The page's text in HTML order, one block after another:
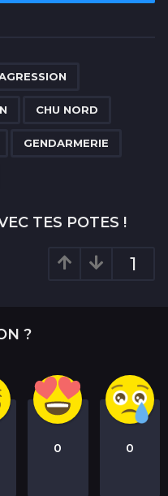
CHU NORD
GENDARMERIE
TES POTES !
1
?
0 0